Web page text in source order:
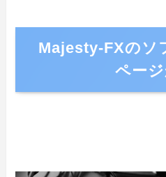
Majesty-FXのソ
ペー